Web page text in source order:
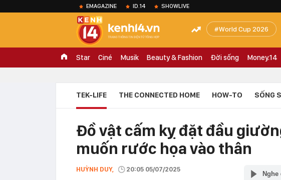
EMAGAZINE ID.14 SHOWLIVE
World Cup 2026
Star Ciné Musik Beauty & Fashion Đời sống Money.14
TEK-LIFE THE CONNECTED HOME HOW-TO SỐNG
Đồ vật cấm kỵ đặt đầu
muốn rước họa vào thân
HUỲNH DUY, 20:05 05/07/2025
Nghe